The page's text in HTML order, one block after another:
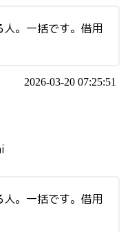
。一括です。借用
2026-03-20 07:25:51
。一括です。借用